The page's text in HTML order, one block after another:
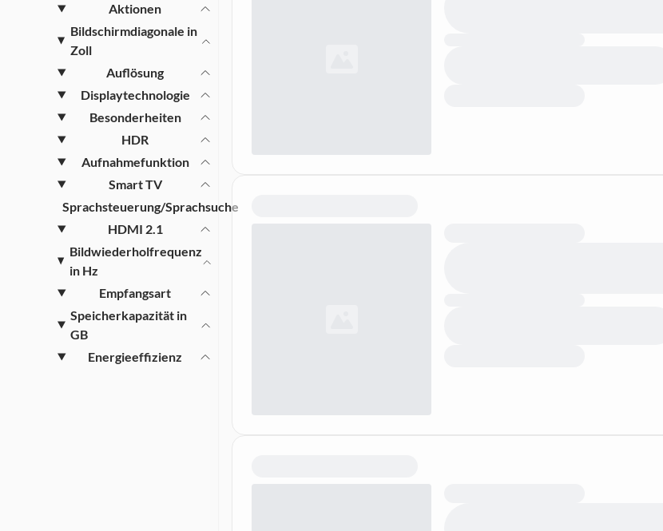
HDMI Switches & Splitter
Streaming-Player
3D Brillen
TV-Zubehör
Fernseher & TV Reinigung
Energie
Kabel & Adapter
A/V Zubehör
Aktionen
Bildschirmdiagonale in
Zoll
Auflösung
Displaytechnologie
Besonderheiten
HDR
Aufnahmefunktion
Smart TV
Sprachsteuerung/Sprachsuche
HDMI 2.1
Bildwiederholfrequenz
in Hz
Empfangsart
Speicherkapazität in
GB
Energieeffizienz